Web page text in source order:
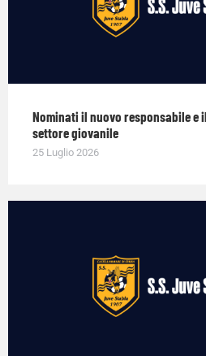
Nominati il nuovo responsabile
settore giovanile
25 Luglio 2026